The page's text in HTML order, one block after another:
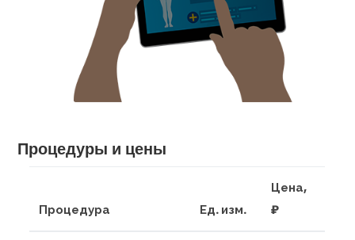
Процедуры и цены
Процедура Ед. изм.
Цена,
₽